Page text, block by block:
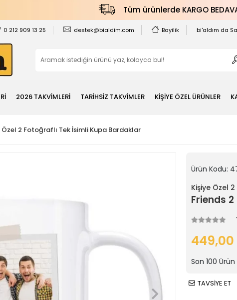
Tüm ürünlerde KARGO
0 212 909 13 25 destek@bialdim.com Bayilik bi'aldım da
2026 TAKVİMLERİ TARİHSİZ TAKVİMLER KİŞİYE ÖZEL ÜRÜNLER
Özel 2 Fotoğraflı Tek İsimli Kupa Bardaklar
Ürün Kodu:
Kişiye Özel
Friends
449,00
Son 100 Ürün
TAVSİYE ET